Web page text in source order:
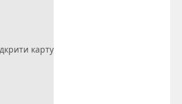
карту